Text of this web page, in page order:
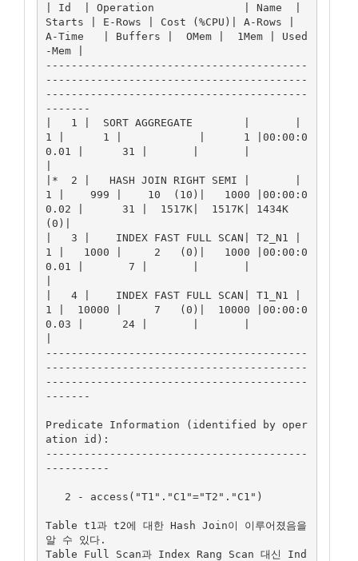
| Id  | Operation              | Name  |
Starts | E-Rows | Cost (%CPU)| A-Rows |
A-Time   | Buffers |  OMem |  1Mem | Used
-Mem |
-----------------------------------------
-----------------------------------------
-----------------------------------------
-------
|   1 |  SORT AGGREGATE        |       |
1 |      1 |            |      1 |00:00:0
0.01 |      31 |       |       |
|*  2 |   HASH JOIN RIGHT SEMI |       |
1 |    999 |    10  (10)|   1000 |00:00:0
0.02 |      31 |  1517K|  1517K| 1434K
(0)|
|   3 |    INDEX FAST FULL SCAN| T2_N1 |
1 |   1000 |     2   (0)|   1000 |00:00:0
0.01 |       7 |       |       |
|   4 |    INDEX FAST FULL SCAN| T1_N1 |
1 |  10000 |     7   (0)|  10000 |00:00:0
0.03 |      24 |       |       |
-----------------------------------------
-----------------------------------------
-----------------------------------------
-------
Predicate Information (identified by oper
ation id):
-----------------------------------------
----------
Table t1과 t2에 대한 Hash Join이 이루어졌음을
알 수 있다.
Table Full Scan과 Index Rang Scan 대신 Ind